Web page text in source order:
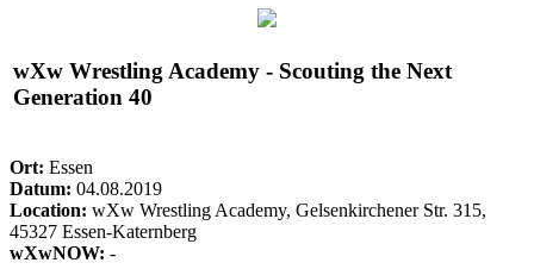
wXw Wrestling Academy - Scouting the Next
Generation 40
Ort: Essen
Datum: 04.08.2019
Location: wXw Wrestling Academy, Gelsenkirchener Str. 315,
45327 Essen-Katernberg
wXwNOW: -